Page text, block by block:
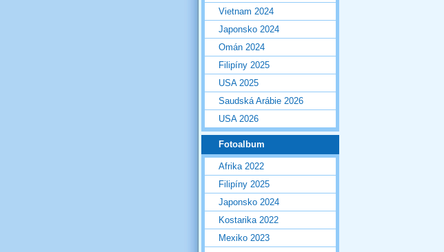
Vietnam 2024
Japonsko 2024
Omán 2024
Filipíny 2025
USA 2025
Saudská Arábie 2026
USA 2026
Fotoalbum
Afrika 2022
Filipíny 2025
Japonsko 2024
Kostarika 2022
Mexiko 2023